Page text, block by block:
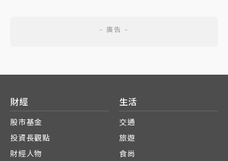
財經
股市基金
投資長觀點
財經人物
生活
交通
旅遊
食尚